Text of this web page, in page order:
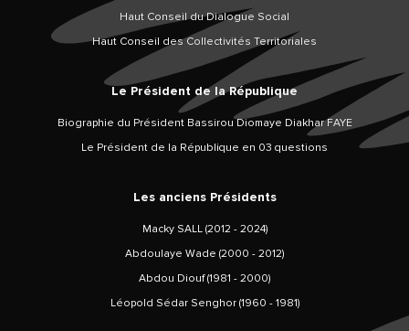
Haut Conseil du Dialogue Social
Haut Conseil des Collectivités Territoriales
Le Président de la République
Biographie du Président Bassirou Diomaye Diakhar FAYE
Le Président de la République en 03 questions
Les anciens Présidents
Macky SALL (2012 - 2024)
Abdoulaye Wade (2000 - 2012)
Abdou Diouf (1981 - 2000)
Léopold Sédar Senghor (1960 - 1981)